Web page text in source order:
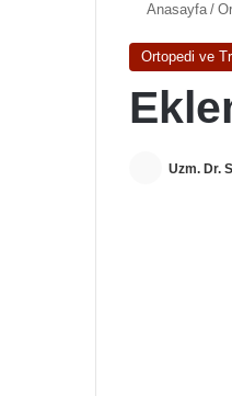
Anasayfa /
Ortopedi ve
Uzm. Dr.